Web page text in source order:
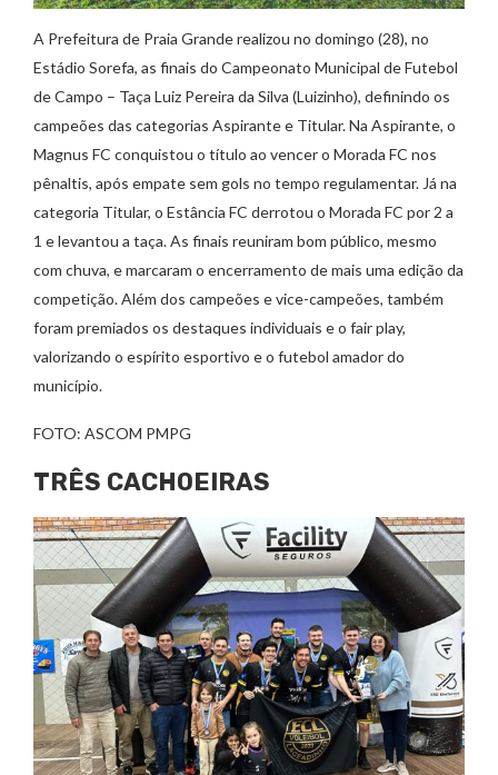
A Prefeitura de Praia Grande realizou no domingo (28), no
Estádio Sorefa, as finais do Campeonato Municipal de Futebol
de Campo – Taça Luiz Pereira da Silva (Luizinho), definindo os
campeões das categorias Aspirante e Titular. Na Aspirante, o
Magnus FC conquistou o título ao vencer o Morada FC nos
pênaltis, após empate sem gols no tempo regulamentar. Já na
categoria Titular, o Estância FC derrotou o Morada FC por 2 a
1 e levantou a taça. As finais reuniram bom público, mesmo
com chuva, e marcaram o encerramento de mais uma edição da
competição. Além dos campeões e vice-campeões, também
foram premiados os destaques individuais e o fair play,
valorizando o espírito esportivo e o futebol amador do
município.
FOTO: ASCOM PMPG
TRÊS CACHOEIRAS